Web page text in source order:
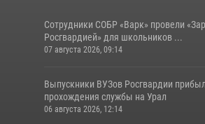
Сотрудники СОБР «Варк» провели
Росгвардией» для школьников ...
07 августа 2026, 09:14
Выпускники ВУЗов Росгвардии
прохождения службы на Урал
06 августа 2026, 12:14